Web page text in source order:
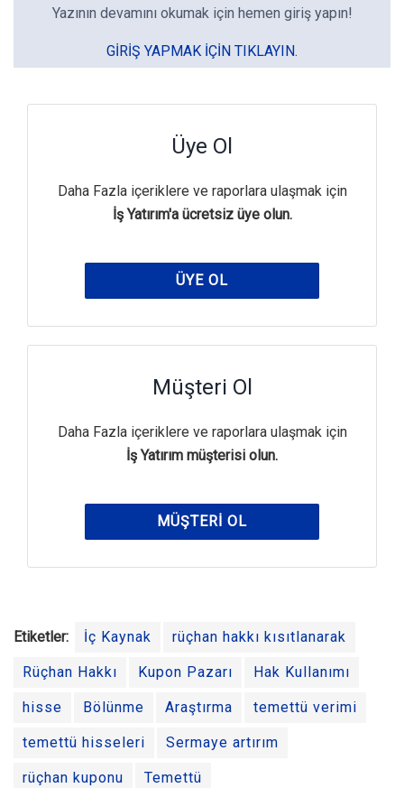
Yazının devamını okumak için hemen giriş yapın!
GIRIŞ YAPMAK IÇIN TIKLAYIN.
Üye Ol
Daha Fazla içeriklere ve raporlara ulaşmak için
İş Yatırım'a ücretsiz üye olun.
ÜYE OL
Müşteri Ol
Daha Fazla içeriklere ve raporlara ulaşmak için
İş Yatırım müşterisi olun.
MÜŞTERI OL
Etiketler: İç Kaynak rüçhan hakkı kısıtlanarak
Rüçhan Hakkı Kupon Pazarı Hak Kullanımı
hisse Bölünme Araştırma temettü verimi
temettü hisseleri Sermaye artırım
rüçhan kuponu Temettü